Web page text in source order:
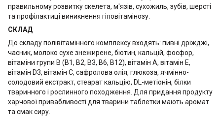
правильному розвитку скелета, м'язів, сухожиль, зубів, шерсті
та профілактиці виникнення гіповітамінозу.
СКЛАД
До складу полівітамінного комплексу входять: пивні дріжджі,
часник, молоко сухе знежирене, біотин, кальцій, фосфор,
вітаміни групи В (В1, В2, В3, В6, В12), вітамін А, вітамін Е,
вітамін D3, вітамін С, сафролова олія, глюкоза, ячмінно-
солодовий екстракт, стеарат кальцію, DL-метіонін, білки
тваринного і рослинного походження. Для придання продукту
харчової привабливості для тварини таблетки мають аромат
та смак сиру.